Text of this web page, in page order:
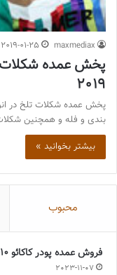
maxmediax
2019-01-25
پخش عمده شکلات
2019
پخش عمده شکلات تلخ در
بندی و فله و همچنین
بیشتر بخوانید »
محبوب
فروش عمده پودر کاکائو 10-12% (PH7)
2023-11-07